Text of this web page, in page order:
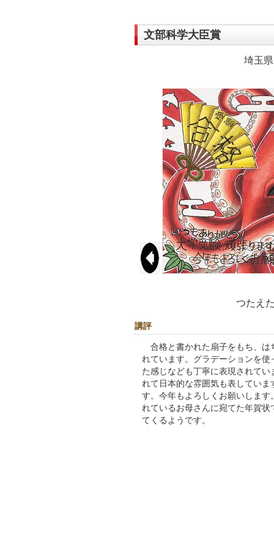
文部科学大臣賞
埼玉
つたえ
講評
合格と書かれた扇子をもち、は
れています。グラデーションを
た感じなども丁寧に表現されて
れて日本的な雰囲気も表してい
す。今年もよろしくお願いしま
れているお母さんに宛てた年賀
てくるようです。